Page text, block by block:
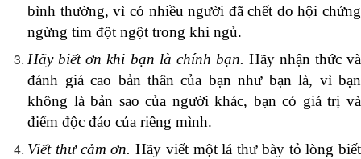
bình thường, vì có nhiều người đã chết do hội chứng
ngừng tim đột ngột trong khi ngủ.
Hãy biết ơn khi bạn là chính bạn. Hãy nhận thức và
đánh giá cao bản thân của bạn như bạn là, vì bạn
không là bản sao của người khác, bạn có giá trị và
điểm độc đáo của riêng mình.
Viết thư cảm ơn.Hãy viết một lá thư bày tỏ lòng biết